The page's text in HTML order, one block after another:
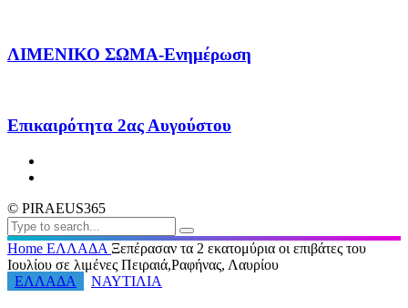
ΛΙΜΕΝΙΚΟ ΣΩΜΑ-Ενημέρωση
Επικαιρότητα 2ας Αυγούστου
© PIRAEUS365
Home ΕΛΛΑΔΑ Ξεπέρασαν τα 2 εκατομύρια οι επιβάτες του
Ιουλίου σε λιμένες Πειραιά,Ραφήνας, Λαυρίου
ΕΛΛΑΔΑ
ΝΑΥΤΙΛΙΑ